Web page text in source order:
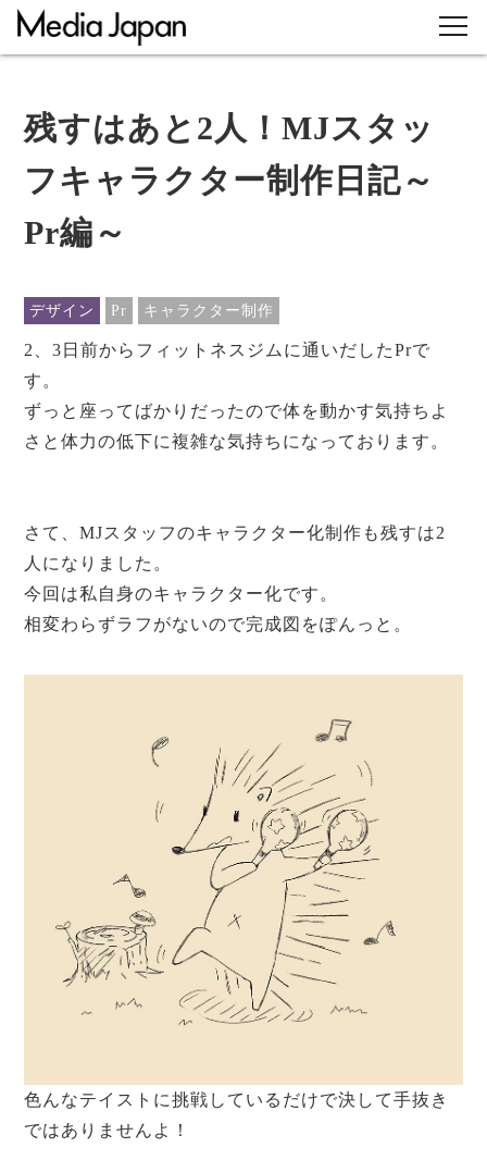
残すはあと2人！MJスタッ
フキャラクター制作日記～
Pr編～
デザイン Pr キャラクター制作
2、3日前からフィットネスジムに通いだしたPrで
す。
ずっと座ってばかりだったので体を動かす気持ちよ
さと体力の低下に複雑な気持ちになっております。
さて、MJスタッフのキャラクター化制作も残すは2
人になりました。
今回は私自身のキャラクター化です。
相変わらずラフがないので完成図をぽんっと。
色んなテイストに挑戦しているだけで決して手抜き
ではありませんよ！